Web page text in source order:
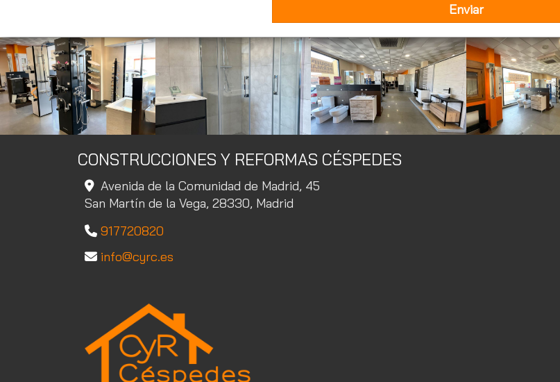
Enviar
Anterior
CONSTRUCCIONES Y REFORMAS CÉSPEDES
Avenida de la Comunidad de Madrid, 45
San Martín de la Vega, 28330, Madrid
917720820
info
cyrc.es